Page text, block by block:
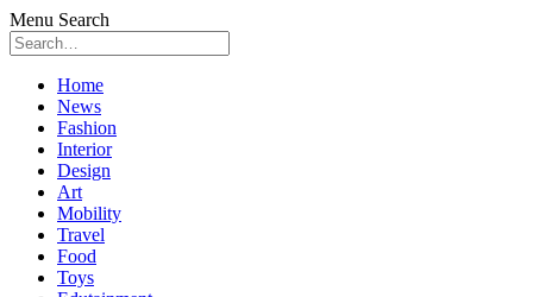
Menu Search
Skip
content
Home
News
Fashion
Interior
Design
Art
Mobility
Travel
Food
Toys